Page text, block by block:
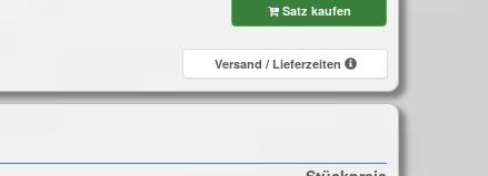
Satz kaufen
Versand / Lieferzeiten